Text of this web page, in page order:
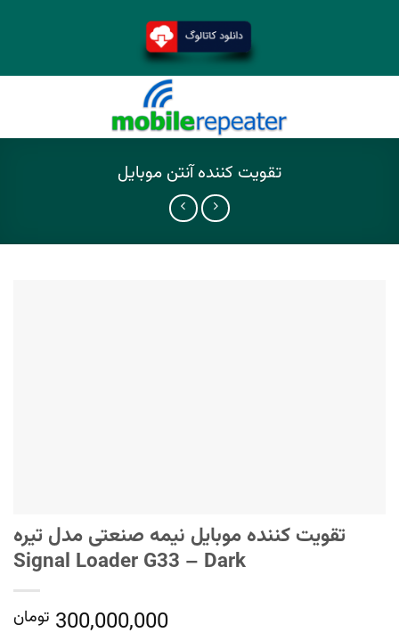
تقویت کننده آنتن موبایل
تقویت کننده موبایل نیمه صنعتی مدل تیره
Signal Loader G33 – Dark
300,000,000 تومان